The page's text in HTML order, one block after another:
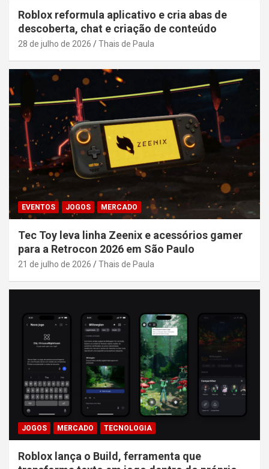
Roblox reformula aplicativo e cria abas de
descoberta, chat e criação de conteúdo
28 de julho de 2026 Thais de Paula
EVENTOS JOGOS MERCADO
Tec Toy leva linha Zeenix e acessórios gamer
para a Retrocon 2026 em São Paulo
21 de julho de 2026 Thais de Paula
JOGOS MERCADO TECNOLOGIA
Roblox lança o Build, ferramenta que